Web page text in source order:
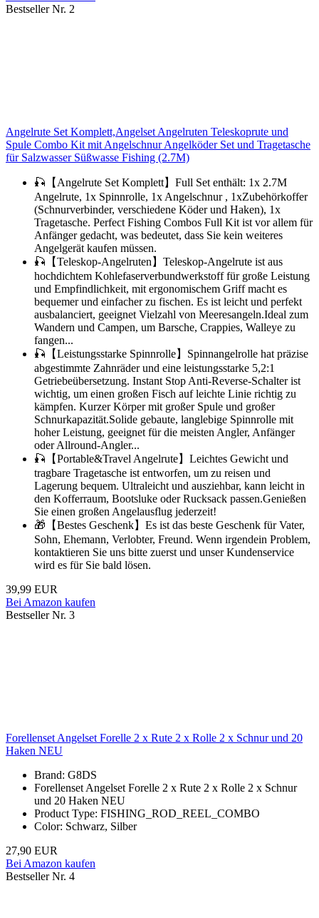
Bestseller Nr. 2
Angelrute Set Komplett,Angelset Angelruten Teleskoprute und
Spule Combo Kit mit Angelschnur Angelköder Set und Tragetasche
für Salzwasser Süßwasse Fishing (2.7M)
🎣【Angelrute Set Komplett】Full Set enthält: 1x 2.7M
Angelrute, 1x Spinnrolle, 1x Angelschnur , 1xZubehörkoffer
(Schnurverbinder, verschiedene Köder und Haken), 1x
Tragetasche. Perfect Fishing Combos Full Kit ist vor allem für
Anfänger gedacht, was bedeutet, dass Sie kein weiteres
Angelgerät kaufen müssen.
🎣【Teleskop-Angelruten】Teleskop-Angelrute ist aus
hochdichtem Kohlefaserverbundwerkstoff für große Leistung
und Empfindlichkeit, mit ergonomischem Griff macht es
bequemer und einfacher zu fischen. Es ist leicht und perfekt
ausbalanciert, geeignet Vielzahl von Meeresangeln.Ideal zum
Wandern und Campen, um Barsche, Crappies, Walleye zu
fangen...
🎣【Leistungsstarke Spinnrolle】Spinnangelrolle hat präzise
abgestimmte Zahnräder und eine leistungsstarke 5,2:1
Getriebeübersetzung. Instant Stop Anti-Reverse-Schalter ist
wichtig, um einen großen Fisch auf leichte Linie richtig zu
kämpfen. Kurzer Körper mit großer Spule und großer
Schnurkapazität.Solide gebaute, langlebige Spinnrolle mit
hoher Leistung, geeignet für die meisten Angler, Anfänger
oder Allround-Angler...
🎣【Portable&Travel Angelrute】Leichtes Gewicht und
tragbare Tragetasche ist entworfen, um zu reisen und
Lagerung bequem. Ultraleicht und ausziehbar, kann leicht in
den Kofferraum, Bootsluke oder Rucksack passen.Genießen
Sie einen großen Angelausflug jederzeit!
🎁【Bestes Geschenk】Es ist das beste Geschenk für Vater,
Sohn, Ehemann, Verlobter, Freund. Wenn irgendein Problem,
kontaktieren Sie uns bitte zuerst und unser Kundenservice
wird es für Sie bald lösen.
39,99 EUR
Bei Amazon kaufen
Bestseller Nr. 3
Forellenset Angelset Forelle 2 x Rute 2 x Rolle 2 x Schnur und 20
Haken NEU
Brand: G8DS
Forellenset Angelset Forelle 2 x Rute 2 x Rolle 2 x Schnur
und 20 Haken NEU
Product Type: FISHING_ROD_REEL_COMBO
Color: Schwarz, Silber
27,90 EUR
Bei Amazon kaufen
Bestseller Nr. 4